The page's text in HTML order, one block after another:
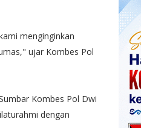
menginginkan
ujar Kombes Pol
Kombes Pol Dwi
dengan